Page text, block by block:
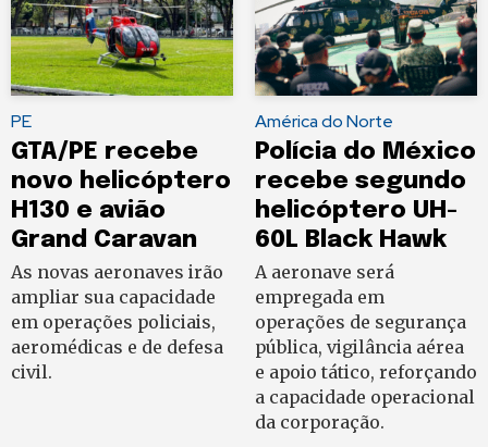
PE
GTA/PE recebe
novo helicóptero
H130 e avião
Grand Caravan
As novas aeronaves irão
ampliar sua capacidade
em operações policiais,
aeromédicas e de defesa
civil.
América do Norte
Polícia do México
recebe segundo
helicóptero UH-
60L Black Hawk
A aeronave será
empregada em
operações de segurança
pública, vigilância aérea
e apoio tático, reforçando
a capacidade operacional
da corporação.